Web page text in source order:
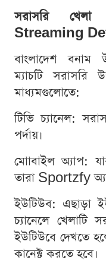
সরাসরি
Streaming
বাংলাদেশ বনাম
ম্যাচটি সরাসরি
মাধ্যমগুলোতে:
টিভি চ্যানেল:
পর্দায়।
মোাবাইল অ্যাপ:
তারা Sportzfy
ইউটিউব: এছাড়া
চ্যানেলে খেলাটি
ইউটিউবে দেখতে
কানেক্ট করতে হবে।